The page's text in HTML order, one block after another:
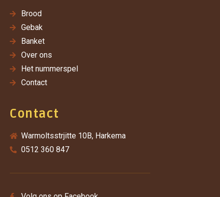
Brood
Gebak
Banket
Over ons
Het nummerspel
Contact
Contact
Warmoltsstrjitte 10B, Harkema
0512 360 847